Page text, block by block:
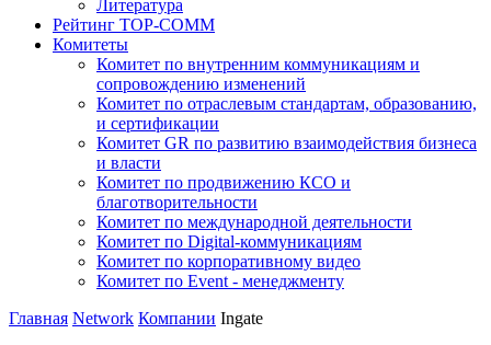
Литература
Рейтинг TOP-COMM
Комитеты
Комитет по внутренним коммуникациям и
сопровождению изменений
Комитет по отраслевым стандартам, образованию,
и сертификации
Комитет GR по развитию взаимодействия бизнеса
и власти
Комитет по продвижению КСО и
благотворительности
Комитет по международной деятельности
Комитет по Digital-коммуникациям
Комитет по корпоративному видео
Комитет по Event - менеджменту
Главная Network Компании Ingate